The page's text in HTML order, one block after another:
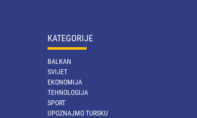
KATEGORIJE
BALKAN
SVIJET
EKONOMIJA
TEHNOLOGIJA
SPORT
UPOZNAJMO TURSKU